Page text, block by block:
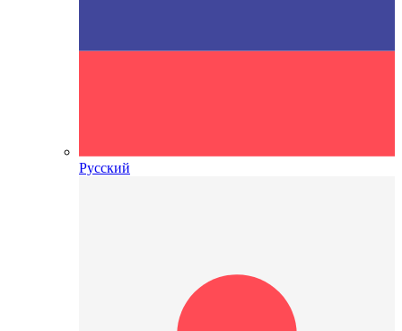
Русский